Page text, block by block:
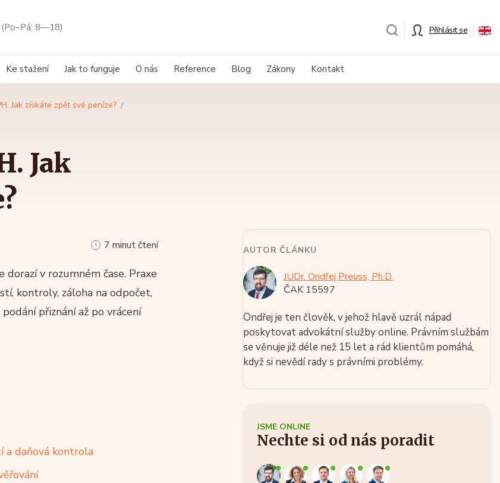
(Po–Pá: 8—18) Přihlásit se
Ke stažení Jak to funguje O nás Reference Blog Zákony Kontakt
Jak získáte zpět své peníze?
Jak
7 minut čtení
dorazí v rozumném čase. Praxe
kontroly, záloha na odpočet,
přiznání až po vrácení
a daňová kontrola
AUTOR ČLÁNKU
JUDr. Ondřej Preuss, Ph.D.
ČAK 15597
Ondřej je ten člověk, v jehož hlavě uzrál nápad
poskytovat advokátní služby online. Právním službám
se věnuje již déle než 15 let a rád klientům pomáhá,
když si nevědí rady s právními problémy.
JSME ONLINE
Nechte si od nás poradit